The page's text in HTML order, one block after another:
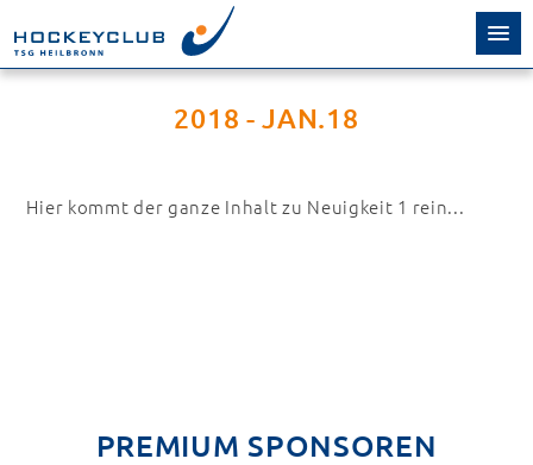
2018 - JAN.18
Hier kommt der ganze Inhalt zu Neuigkeit 1 rein...
PREMIUM SPONSOREN